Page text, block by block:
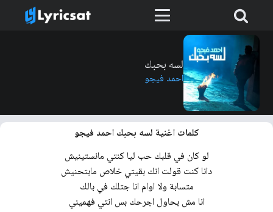
لسه بحبك
احمد فيجو
كلمات اغنية لسه بحبك احمد فيجو
لو كان في قلبك حب ليا كنتي مانستينيش
دانا كنت قولت انك بقيتي خلاص مابتحنيش
متسابة ولا اوام انا جتلك في بالك
انا مش بحاول اجرحك بس انتي فهميني